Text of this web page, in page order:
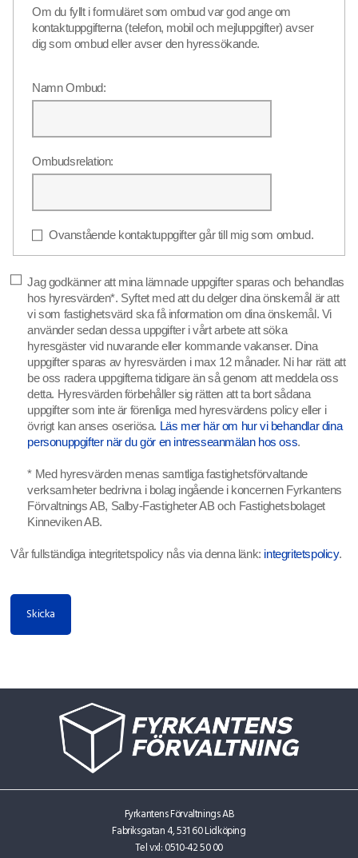
Om du fyllt i formuläret som ombud var god ange om
kontaktuppgifterna (telefon, mobil och mejluppgifter) avser
dig som ombud eller avser den hyressökande.
Namn Ombud:
Ombudsrelation:
Ovanstående kontaktuppgifter går till mig som ombud.
Jag godkänner att mina lämnade uppgifter sparas och behandlas
hos hyresvärden*. Syftet med att du delger dina önskemål är att
vi som fastighetsvärd ska få information om dina önskemål. Vi
använder sedan dessa uppgifter i vårt arbete att söka
hyresgäster vid nuvarande eller kommande vakanser. Dina
uppgifter sparas av hyresvärden i max 12 månader. Ni har rätt att
be oss radera uppgifterna tidigare än så genom att meddela oss
detta. Hyresvärden förbehåller sig rätten att ta bort sådana
uppgifter som inte är förenliga med hyresvärdens policy eller i
övrigt kan anses oseriösa. Läs mer här om hur vi behandlar dina
personuppgifter när du gör en intresseanmälan hos oss.
* Med hyresvärden menas samtliga fastighetsförvaltande
verksamheter bedrivna i bolag ingående i koncernen Fyrkantens
Förvaltnings AB, Salby-Fastigheter AB och Fastighetsbolaget
Kinneviken AB.
Vår fullständiga integritetspolicy nås via denna länk: integritetspolicy.
Fyrkantens Förvaltnings AB
Fabriksgatan 4, 531 60 Lidköping
Tel vxl:0510-42 50 00